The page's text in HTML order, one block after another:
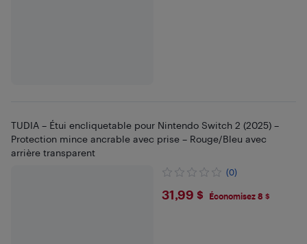
TUDIA – Étui encliquetable pour Nintendo Switch 2 (2025) –
Protection mince ancrable avec prise – Rouge/Bleu avec
arrière transparent
(0)
$31.99
31,99 $ Économisez 8 $